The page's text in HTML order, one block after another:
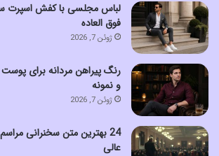
فوق العاده
ژوئن 7, 2026
و نمونه
ژوئن 7, 2026
عالی